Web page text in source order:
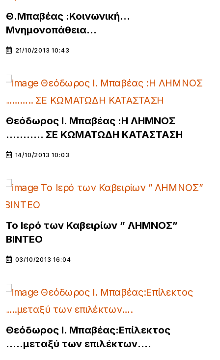
Θ.Μπαβέας :Κοινωνική…
Μνημονοπάθεια…
21/10/2013 10:43
Θεόδωρος Ι. Μπαβέας :H ΛΗΜΝΟΣ
……….. ΣΕ ΚΩΜΑΤΩΔΗ ΚΑΤΑΣΤΑΣΗ
14/10/2013 10:03
Το Ιερό των Καβειρίων ” ΛΗΜΝΟΣ”
ΒΙΝΤΕΟ
03/10/2013 16:04
Θεόδωρος Ι. Μπαβέας:Επίλεκτος
…..μεταξύ των επιλέκτων….